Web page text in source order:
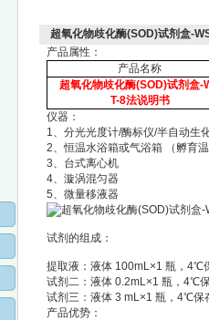
超氧化物歧化酶(SOD)试剂盒-
产品属性：
产品名称
超氧化物歧化酶(SOD)试剂盒-
T-8法说明书
仪器：
1、分光光度计/酶标仪/半自动生
2、恒温水浴箱或气浴箱 （孵育
3、台式离心机
4、漩涡混匀器
5、微量移液器
试剂的组成：
提取液：液体 100mL×1 瓶，4℃
试剂二：液体 0.2mL×1 瓶，4℃
试剂三：液体 3 mL×1 瓶，4℃保
产品优势：